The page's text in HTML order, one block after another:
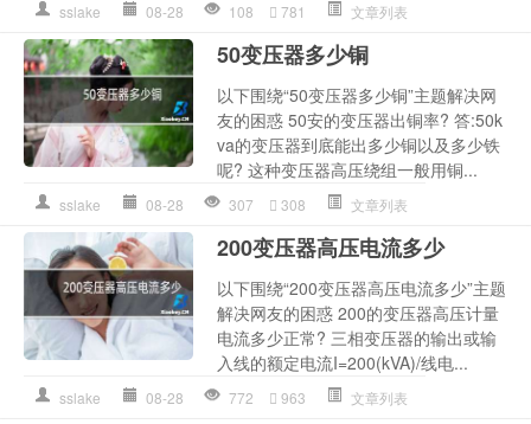
sslake 08-28 108 781 文章列表
50变压器多少铜
以下围绕“50变压器多少铜”主题解决网
友的困惑 50安的变压器出铜率? 答:50k
va的变压器到底能出多少铜以及多少铁
呢? 这种变压器高压绕组一般用铜...
sslake 08-28 307 308 文章列表
200变压器高压电流多少
以下围绕“200变压器高压电流多少”主题
解决网友的困惑 200的变压器高压计量
电流多少正常? 三相变压器的输出或输
入线的额定电流I=200(kVA)/线电...
sslake 08-28 772 963 文章列表